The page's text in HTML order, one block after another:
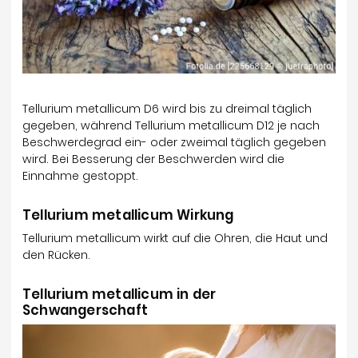
Tellurium metallicum D6 wird bis zu dreimal täglich
gegeben, während Tellurium metallicum D12 je nach
Beschwerdegrad ein- oder zweimal täglich gegeben
wird. Bei Besserung der Beschwerden wird die
Einnahme gestoppt.
Tellurium metallicum Wirkung
Tellurium metallicum wirkt auf die Ohren, die Haut und
den Rücken.
Tellurium metallicum in der
Schwangerschaft